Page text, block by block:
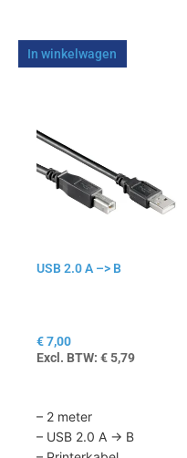
In winkelwagen
USB 2.0 A –> B
€7,00
Excl. BTW: €5,79
– 2 meter
– USB 2.0 A -> B